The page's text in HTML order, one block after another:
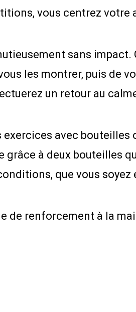
vous centrez
sans
les montrer, puis de
un retour au
avec bouteilles
grâce à deux bouteilles
que vous soyez
de renforcement à la